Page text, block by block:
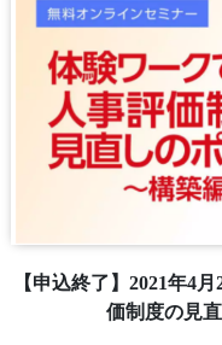
【申込終了】2021年4
価制度の見